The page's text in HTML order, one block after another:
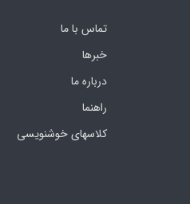
تماس با ما
خبرها
درباره ما
راهنما
کلاسهای خوشنویسی